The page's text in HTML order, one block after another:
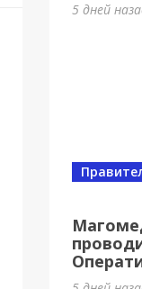
От
5 дней